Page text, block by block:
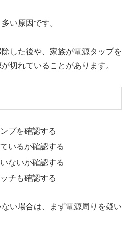
い原因です。
した後や、家族が電源タップを
切れていることがあります。
プを確認する
いるか確認する
ないか確認する
チも確認する
い場合は、まず電源周りを疑い